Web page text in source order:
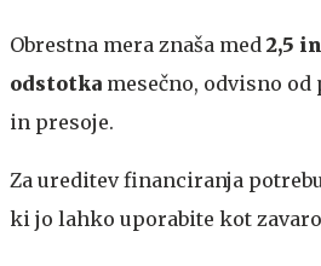
Obrestna mera znaša med 2,5
odstotka mesečno, odvisno
in presoje.
Za ureditev financiranja
ki jo lahko uporabite kot